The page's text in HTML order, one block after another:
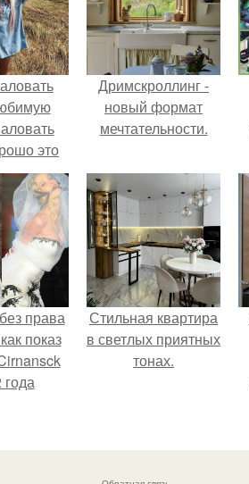
это
Дримскроллинг -
новый формат
мечтательности.
права
показ
Стильная квартира
в светлых приятных
тонах.